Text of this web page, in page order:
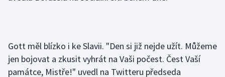
Rychlobruslení
Gott měl blízko i ke Slavii. "Den si již nejde užít. Můžeme
jen bojovat a zkusit vyhrát na Vaši počest. Čest Vaší
památce, Mistře!" uvedl na Twitteru předseda